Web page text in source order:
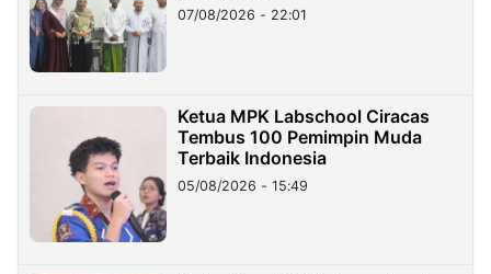
07/08/2026 - 22:01
Ketua MPK Labschool Ciracas
Tembus 100 Pemimpin Muda
Terbaik Indonesia
05/08/2026 - 15:49